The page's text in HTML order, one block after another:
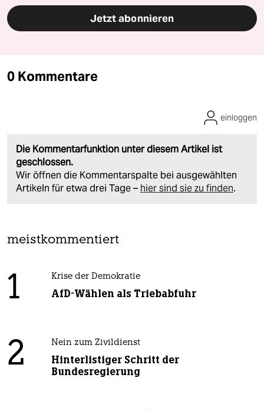
Jetzt abonnieren
0 Kommentare
Die Kommentarfunktion unter diesem Artikel ist
geschlossen.
Wir öffnen die Kommentarspalte bei ausgewählten
Artikeln für etwa drei Tage – hier sind sie zu finden.
einloggen
meistkommentiert
1 Krise der Demokratie
AfD-Wählen als Triebabfuhr
2 Nein zum Zivildienst
Hinterlistiger Schritt der
Bundesregierung